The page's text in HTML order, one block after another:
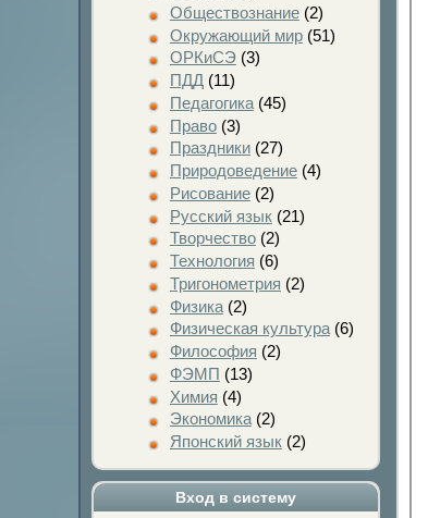
Обществознание(2)
Окружающий мир(51)
ОРКиСЭ(3)
ПДД (11)
Педагогика(45)
Право(3)
Праздники(27)
Природоведение(4)
Рисование(2)
Русский язык(21)
Творчество(2)
Технология (6)
Тригонометрия (2)
Физика(2)
Физическая культура(6)
Философия (2)
ФЭМП (13)
Химия (4)
Экономика(2)
Японский язык(2)
Вход в систему